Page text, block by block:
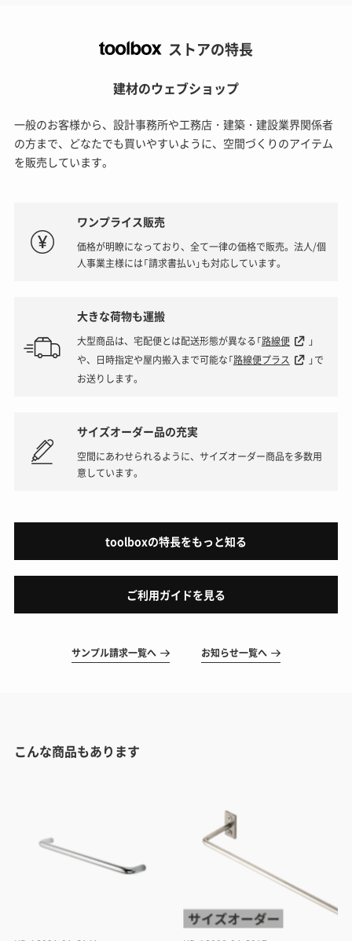
ストアの特長
建材のウェブショップ
一般のお客様から、設計事務所や工務店・建築・建設業界関係者
の方まで、どなたでも買いやすいように、空間づくりのアイテム
を販売しています。
ワンプライス販売
価格が明瞭になっており、全て一律の価格で販売。法人/個
人事業主様には「請求書払い」も対応しています。
大きな荷物も運搬
大型商品は、宅配便とは配送形態が異なる「路線便
」
や、日時指定や屋内搬入まで可能な「路線便プラス
」で
お送りします。
サイズオーダー品の充実
空間にあわせられるように、サイズオーダー商品を多数用
意しています。
toolboxの特長をもっと知る
ご利用ガイドを見る
サンプル請求一覧へ お知らせ一覧へ
こんな商品もあります